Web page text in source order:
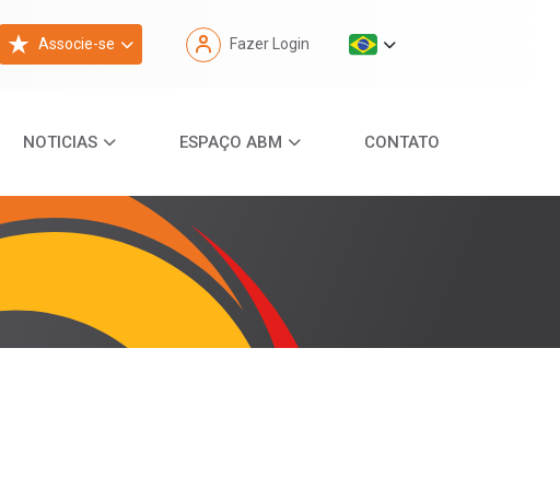
Associe-se Fazer Login
NOTICIAS ESPAÇO ABM CONTATO